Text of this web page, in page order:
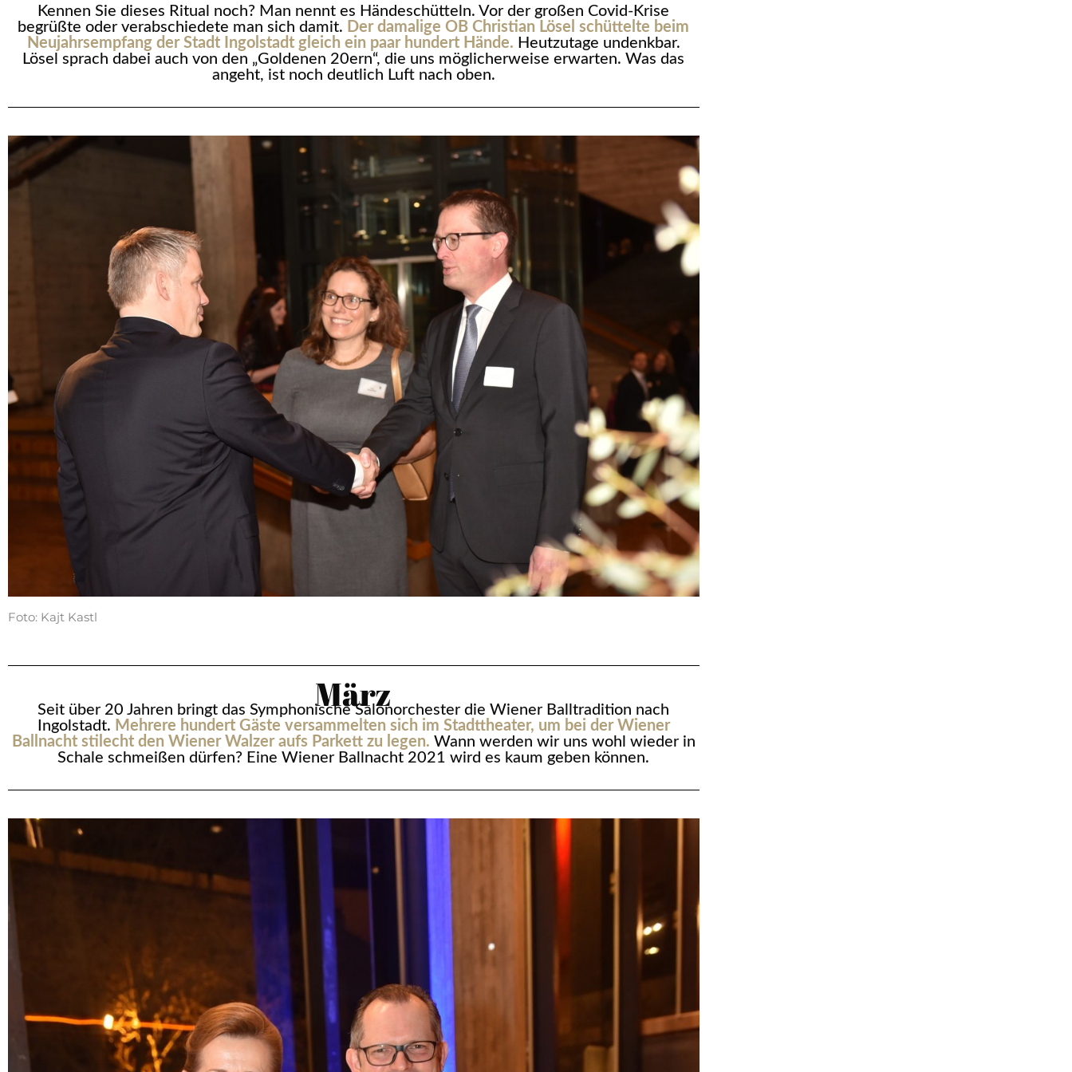
Kennen Sie dieses Ritual noch? Man nennt es Händeschütteln. Vor der großen Covid-Krise
begrüßte oder verabschiedete man sich damit. Der damalige OB Christian Lösel schüttelte beim
Neujahrsempfang der Stadt Ingolstadt gleich ein paar hundert Hände. Heutzutage undenkbar.
Lösel sprach dabei auch von den „Goldenen 20ern“, die uns möglicherweise erwarten. Was das
angeht, ist noch deutlich Luft nach oben.
Foto: Kajt Kastl
März
Seit über 20 Jahren bringt das Symphonische Salonorchester die Wiener Balltradition nach
Ingolstadt. Mehrere hundert Gäste versammelten sich im Stadttheater, um bei der Wiener
Ballnacht stilecht den Wiener Walzer aufs Parkett zu legen. Wann werden wir uns wohl wieder in
Schale schmeißen dürfen? Eine Wiener Ballnacht 2021 wird es kaum geben können.